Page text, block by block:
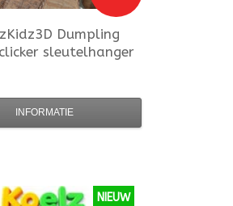
Dumpling
sleutelhanger
INFORMATIE
NIEUW